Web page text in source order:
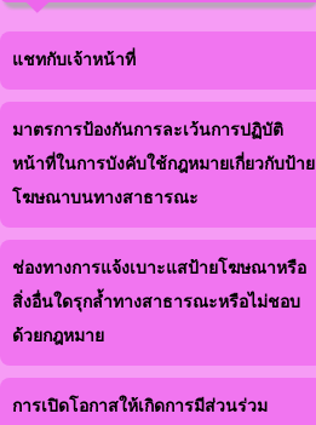
แชทกับเจ้าหน้าที่
มาตรการป้องกันการละเว้นการปฏิบัติ
หน้าที่ในการบังคับใช้กฎหมายเกี่ยวกับป้าย
โฆษณาบนทางสาธารณะ
ช่องทางการแจ้งเบาะแสป้ายโฆษณาหรือ
สิ่งอื่นใดรุกล้ำทางสาธารณะหรือไม่ชอบ
ด้วยกฎหมาย
การเปิดโอกาสให้เกิดการมีส่วนร่วม